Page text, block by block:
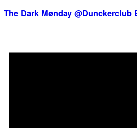
The Dark Mønday @Dunckerclub